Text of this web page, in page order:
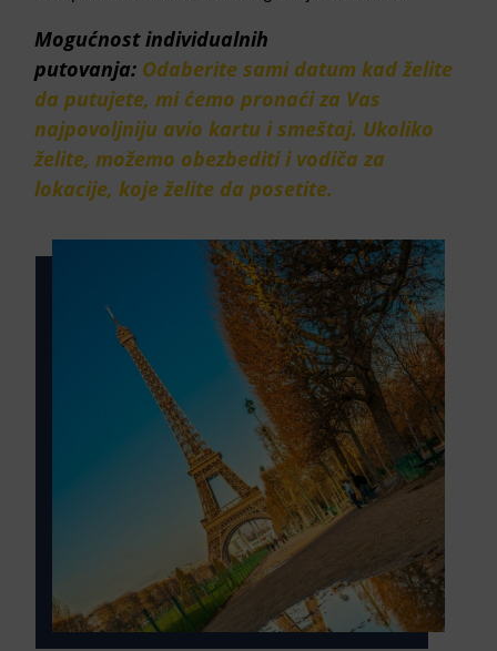
Mogućnost individualnih
putovanja: Odaberite sami datum kad želite
da putujete, mi ćemo pronaći za Vas
najpovoljniju avio kartu i smeštaj. Ukoliko
želite, možemo obezbediti i vodiča za
lokacije, koje želite da posetite.